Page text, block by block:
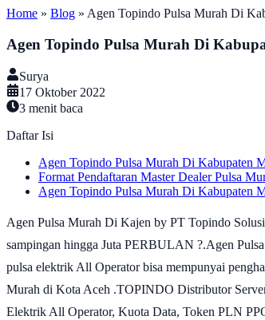
Home » Blog » Agen Topindo Pulsa Murah Di
Agen Topindo Pulsa Murah Di
Surya
17 Oktober 2022
3 menit baca
Daftar Isi
Agen Topindo Pulsa Murah Di Kabupaten
Format Pendaftaran Master Dealer Pulsa
Agen Topindo Pulsa Murah Di Kabupaten
Agen Pulsa Murah Di Kajen by PT Topindo
sampingan hingga Juta PERBULAN ?.Agen
pulsa elektrik All Operator bisa mempunyai
Murah di Kota Aceh .TOPINDO Distributor
Elektrik All Operator, Kuota Data, Token PLN